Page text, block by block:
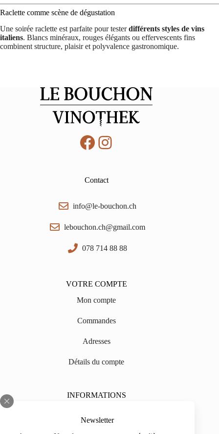
Newsletter
Raclette comme scène de dégustation
Une soirée raclette est parfaite pour testerdifférents styles de vins
italiens. Blancs minéraux, rouges élégants ou effervescents fins
combinent structure, plaisir et polyvalence gastronomique.
Facebook
Instagram
Contact
info@le-bouchon.ch
lebouchon.ch@gmail.com
078 714 88 88
VOTRE COMPTE
Mon compte
Commandes
Adresses
Détails du compte
INFORMATIONS